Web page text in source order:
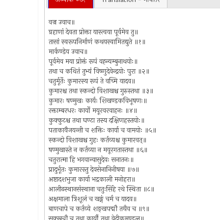
वज्र उवाच॥
ग्रहाणां देवता प्रोक्ता यास्त्वया पूर्वमेव तु॥
तासां स्वरूपनिर्माणं कथयस्वामितद्युते ॥१॥
मार्कण्डेय उवाच॥
पूर्वमेव मया प्रोक्तं रूपं वह्न्यम्बुनाथयोः॥
तथा च कथितं तुभ्यं विष्णुदेवेन्द्रयोः पुरा ॥२॥
चतुर्मूर्तेः कुमारस्य रूपं ते वच्मि यादव॥
कुमारश्च तथा स्कन्दो विशाखश्च गुरुस्तथा ॥३॥
कुमारः षण्मुखः कार्यः शिखण्डकविभूषणः॥
रक्ताम्बरधरः कार्यो मयूरवरवाहनः ॥४॥
कुक्कुटश्च तथा घण्टा तस्य दक्षिणहस्तयोः॥
पताकावैजयन्ती च शक्तिः कार्या च वामयोः ॥५॥
स्कन्दो विशाखश्च गुहः कर्तव्यश्च कुमारवत्॥
षण्मुखास्ते न कर्तव्या न मयूरगतास्तथा ॥६॥
चतुरात्मा हि भगवान्वासुदेवः सनातनः॥
प्रादुर्भूतः कुमारस्तु देवसेनानिनीषया ॥७॥
अष्टादशभुजा कार्या भद्रकाली मनोहरा॥
आलीढस्थानसंस्थाना चतुःसिंहे रथे स्थिता ॥८॥
अक्षमाला त्रिशूलं च खङ्गं चर्म च यादव॥
बाणचापे च कर्तव्ये शङ्खपद्मौ तथैव च ॥९॥